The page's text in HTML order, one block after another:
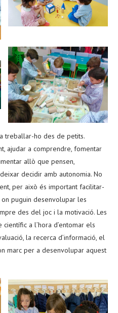
treballar-ho des de petits.
ajudar a comprendre, fomentar
allò que pensen,
decidir amb autonomia. No
per això és important facilitar-
puguin desenvolupar les
des del joc i la motivació. Les
a l’hora d’entomar els
la recerca d’informació, el
marc per a desenvolupar aquest